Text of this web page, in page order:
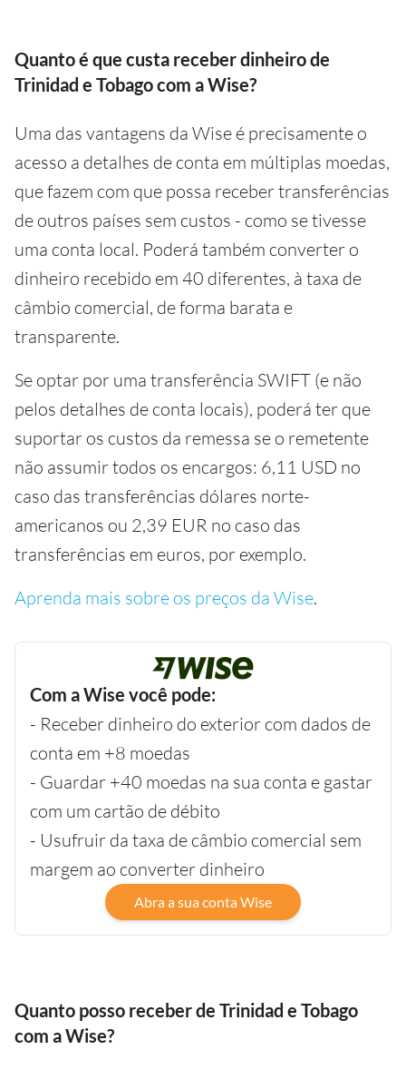
Quanto é que custa receber dinheiro de
Trinidad e Tobago com a Wise?
Uma das vantagens da Wise é precisamente o
acesso a detalhes de conta em múltiplas moedas,
que fazem com que possa receber transferências
de outros países sem custos - como se tivesse
uma conta local. Poderá também converter o
dinheiro recebido em 40 diferentes, à taxa de
câmbio comercial, de forma barata e
transparente.
Se optar por uma transferência SWIFT (e não
pelos detalhes de conta locais), poderá ter que
suportar os custos da remessa se o remetente
não assumir todos os encargos: 6,11 USD no
caso das transferências dólares norte-
americanos ou 2,39 EUR no caso das
transferências em euros, por exemplo.
Aprenda mais sobre os preços da Wise.
Com a Wise você pode:
- Receber dinheiro do exterior com dados de
conta em +8 moedas
- Guardar +40 moedas na sua conta e gastar
com um cartão de débito
- Usufruir da taxa de câmbio comercial sem
margem ao converter dinheiro
Abra a sua conta Wise
Quanto posso receber de Trinidad e Tobago
com a Wise?